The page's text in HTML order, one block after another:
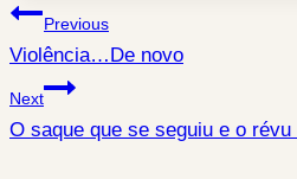
Post
navigation
Previous
Violência…De novo
Next
O saque que se seguiu e o révu